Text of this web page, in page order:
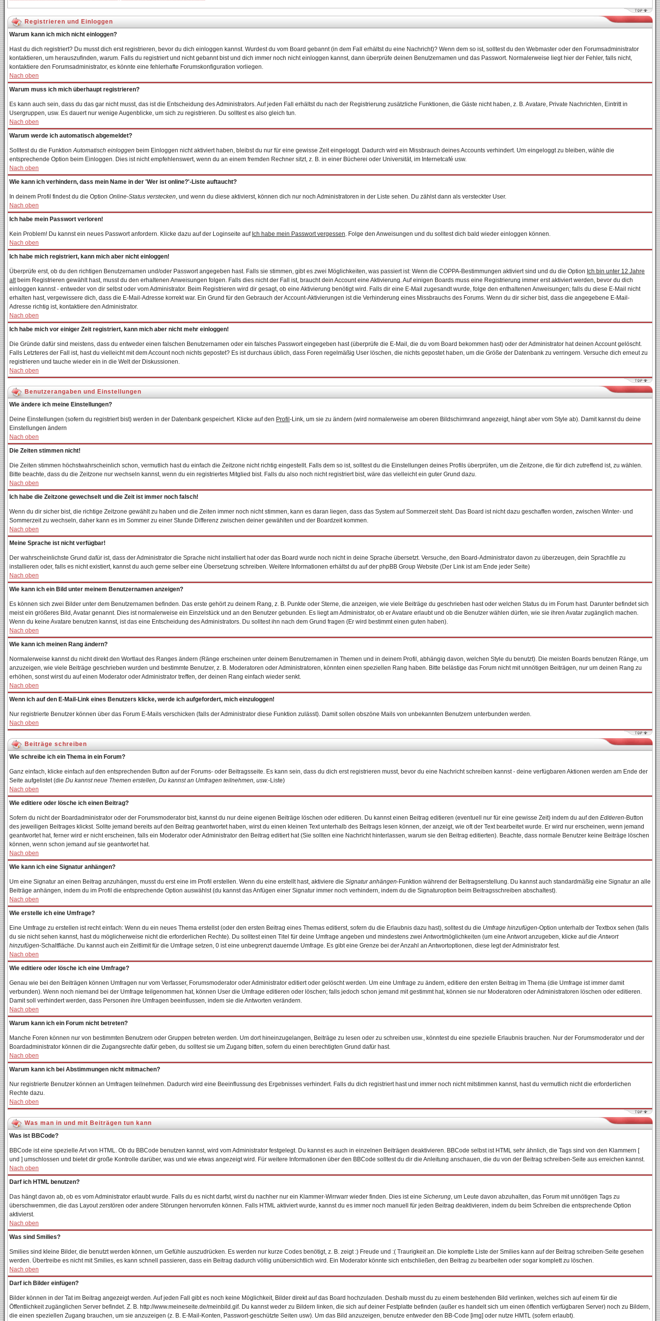
Registrieren und Einloggen
Warum kann ich mich nicht einloggen?
Hast du dich registriert? Du musst dich erst registrieren, bevor du dich einloggen kannst. Wurdest du vom Board gebannt (in dem Fall erhältst du eine Nachricht)? Wenn dem so ist, solltest du den Webmaster oder den Forumsadministrator
kontaktieren, um herauszufinden, warum. Falls du registriert und nicht gebannt bist und dich immer noch nicht einloggen kannst, dann überprüfe deinen Benutzernamen und das Passwort. Normalerweise liegt hier der Fehler, falls nicht,
kontaktiere den Forumsadministrator, es könnte eine fehlerhafte Forumskonfiguration vorliegen.
Nach oben
Warum muss ich mich überhaupt registrieren?
Es kann auch sein, dass du das gar nicht musst, das ist die Entscheidung des Administrators. Auf jeden Fall erhältst du nach der Registrierung zusätzliche Funktionen, die Gäste nicht haben, z. B. Avatare, Private Nachrichten, Eintritt in
Usergruppen, usw. Es dauert nur wenige Augenblicke, um sich zu registrieren. Du solltest es also gleich tun.
Nach oben
Warum werde ich automatisch abgemeldet?
Solltest du die FunktionAutomatisch einloggen beim Einloggen nicht aktiviert haben, bleibst du nur für eine gewisse Zeit eingeloggt. Dadurch wird ein Missbrauch deines Accounts verhindert. Um eingeloggt zu bleiben, wähle die
entsprechende Option beim Einloggen. Dies ist nicht empfehlenswert, wenn du an einem fremden Rechner sitzt, z. B. in einer Bücherei oder Universität, im Internetcafé usw.
Nach oben
Wie kann ich verhindern, dass mein Name in der 'Wer ist online?'-Liste auftaucht?
In deinem Profil findest du die Option Online-Status verstecken, und wenn du diese aktivierst, können dich nur noch Administratoren in der Liste sehen. Du zählst dann als versteckter User.
Nach oben
Ich habe mein Passwort verloren!
Kein Problem! Du kannst ein neues Passwort anfordern. Klicke dazu auf der Loginseite auf Ich habe mein Passwort vergessen. Folge den Anweisungen und du solltest dich bald wieder einloggen können.
Nach oben
Ich habe mich registriert, kann mich aber nicht einloggen!
Überprüfe erst, ob du den richtigen Benutzernamen und/oder Passwort angegeben hast. Falls sie stimmen, gibt es zwei Möglichkeiten, was passiert ist: Wenn die COPPA-Bestimmungen aktiviert sind und du die Option Ich bin unter 12 Jahre
altbeim Registrieren gewählt hast, musst du den erhaltenen Anweisungen folgen. Falls dies nicht der Fall ist, braucht dein Account eine Aktivierung. Auf einigen Boards muss eine Registrierung immer erst aktiviert werden, bevor du dich
einloggen kannst - entweder von dir selbst oder vom Administrator. Beim Registrieren wird dir gesagt, ob eine Aktivierung benötigt wird. Falls dir eine E-Mail zugesandt wurde, folge den enthaltenen Anweisungen; falls du diese E-Mail nicht
erhalten hast, vergewissere dich, dass die E-Mail-Adresse korrekt war. Ein Grund für den Gebrauch der Account-Aktivierungen ist die Verhinderung eines Missbrauchs des Forums. Wenn du dir sicher bist, dass die angegebene E-Mail-
Adresse richtig ist, kontaktiere den Administrator.
Nach oben
Ich habe mich vor einiger Zeit registriert, kann mich aber nicht mehr einloggen!
Die Gründe dafür sind meistens, dass du entweder einen falschen Benutzernamen oder ein falsches Passwort eingegeben hast (überprüfe die E-Mail, die du vom Board bekommen hast) oder der Administrator hat deinen Account gelöscht.
Falls Letzteres der Fall ist, hast du vielleicht mit dem Account noch nichts gepostet? Es ist durchaus üblich, dass Foren regelmäßig User löschen, die nichts gepostet haben, um die Größe der Datenbank zu verringern. Versuche dich erneut zu
registrieren und tauche wieder ein in die Welt der Diskussionen.
Nach oben
Benutzerangaben und Einstellungen
Wie ändere ich meine Einstellungen?
Deine Einstellungen (sofern du registriert bist) werden in der Datenbank gespeichert. Klicke auf den Profil -Link, um sie zu ändern (wird normalerweise am oberen Bildschirmrand angezeigt, hängt aber vom Style ab). Damit kannst du deine
Einstellungen ändern
Nach oben
Die Zeiten stimmen nicht!
Die Zeiten stimmen höchstwahrscheinlich schon, vermutlich hast du einfach die Zeitzone nicht richtig eingestellt. Falls dem so ist, solltest du die Einstellungen deines Profils überprüfen, um die Zeitzone, die für dich zutreffend ist, zu wählen.
Bitte beachte, dass du die Zeitzone nur wechseln kannst, wenn du ein registriertes Mitglied bist. Falls du also noch nicht registriert bist, wäre das vielleicht ein guter Grund dazu.
Nach oben
Ich habe die Zeitzone gewechselt und die Zeit ist immer noch falsch!
Wenn du dir sicher bist, die richtige Zeitzone gewählt zu haben und die Zeiten immer noch nicht stimmen, kann es daran liegen, dass das System auf Sommerzeit steht. Das Board ist nicht dazu geschaffen worden, zwischen Winter- und
Sommerzeit zu wechseln, daher kann es im Sommer zu einer Stunde Differenz zwischen deiner gewählten und der Boardzeit kommen.
Nach oben
Meine Sprache ist nicht verfügbar!
Der wahrscheinlichste Grund dafür ist, dass der Administrator die Sprache nicht installiert hat oder das Board wurde noch nicht in deine Sprache übersetzt. Versuche, den Board-Administrator davon zu überzeugen, dein Sprachfile zu
installieren oder, falls es nicht existiert, kannst du auch gerne selber eine Übersetzung schreiben. Weitere Informationen erhältst du auf der phpBB Group Website (Der Link ist am Ende jeder Seite)
Nach oben
Wie kann ich ein Bild unter meinem Benutzernamen anzeigen?
Es können sich zwei Bilder unter dem Benutzernamen befinden. Das erste gehört zu deinem Rang, z. B. Punkte oder Sterne, die anzeigen, wie viele Beiträge du geschrieben hast oder welchen Status du im Forum hast. Darunter befindet sich
meist ein größeres Bild, Avatar genannt. Dies ist normalerweise ein Einzelstück und an den Benutzer gebunden. Es liegt am Administrator, ob er Avatare erlaubt und ob die Benutzer wählen dürfen, wie sie ihren Avatar zugänglich machen.
Wenn du keine Avatare benutzen kannst, ist das eine Entscheidung des Administrators. Du solltest ihn nach dem Grund fragen (Er wird bestimmt einen guten haben).
Nach oben
Wie kann ich meinen Rang ändern?
Normalerweise kannst du nicht direkt den Wortlaut des Ranges ändern (Ränge erscheinen unter deinem Benutzernamen in Themen und in deinem Profil, abhängig davon, welchen Style du benutzt). Die meisten Boards benutzen Ränge, um
anzuzeigen, wie viele Beiträge geschrieben wurden und bestimmte Benutzer, z. B. Moderatoren oder Administratoren, könnten einen speziellen Rang haben. Bitte belästige das Forum nicht mit unnötigen Beiträgen, nur um deinen Rang zu
erhöhen, sonst wirst du auf einen Moderator oder Administrator treffen, der deinen Rang einfach wieder senkt.
Nach oben
Wenn ich auf den E-Mail-Link eines Benutzers klicke, werde ich aufgefordert, mich einzuloggen!
Nur registrierte Benutzer können über das Forum E-Mails verschicken (falls der Administrator diese Funktion zulässt). Damit sollen obszöne Mails von unbekannten Benutzern unterbunden werden.
Nach oben
Beiträge schreiben
Wie schreibe ich ein Thema in ein Forum?
Ganz einfach, klicke einfach auf den entsprechenden Button auf der Forums- oder Beitragsseite. Es kann sein, dass du dich erst registrieren musst, bevor du eine Nachricht schreiben kannst - deine verfügbaren Aktionen werden am Ende der
Seite aufgelistet (die Du kannst neue Themen erstellen, Du kannst an Umfragen teilnehmen, usw.-Liste)
Nach oben
Wie editiere oder lösche ich einen Beitrag?
Sofern du nicht der Boardadministrator oder der Forumsmoderator bist, kannst du nur deine eigenen Beiträge löschen oder editieren. Du kannst einen Beitrag editieren (eventuell nur für eine gewisse Zeit) indem du auf den Editieren-Button
des jeweiligen Beitrages klickst. Sollte jemand bereits auf den Beitrag geantwortet haben, wirst du einen kleinen Text unterhalb des Beitrags lesen können, der anzeigt, wie oft der Text bearbeitet wurde. Er wird nur erscheinen, wenn jemand
geantwortet hat, ferner wird er nicht erscheinen, falls ein Moderator oder Administrator den Beitrag editiert hat (Sie sollten eine Nachricht hinterlassen, warum sie den Beitrag editierten). Beachte, dass normale Benutzer keine Beiträge löschen
können, wenn schon jemand auf sie geantwortet hat.
Nach oben
Wie kann ich eine Signatur anhängen?
Um eine Signatur an einen Beitrag anzuhängen, musst du erst eine im Profil erstellen. Wenn du eine erstellt hast, aktiviere die Signatur anhängen-Funktion während der Beitragserstellung. Du kannst auch standardmäßig eine Signatur an alle
Beiträge anhängen, indem du im Profil die entsprechende Option auswählst (du kannst das Anfügen einer Signatur immer noch verhindern, indem du die Signaturoption beim Beitragsschreiben abschaltest).
Nach oben
Wie erstelle ich eine Umfrage?
Eine Umfrage zu erstellen ist recht einfach: Wenn du ein neues Thema erstellst (oder den ersten Beitrag eines Themas editierst, sofern du die Erlaubnis dazu hast), solltest du die Umfrage hinzufügen-Option unterhalb der Textbox sehen (falls
du sie nicht sehen kannst, hast du möglicherweise nicht die erforderlichen Rechte). Du solltest einen Titel für deine Umfrage angeben und mindestens zwei Antwortmöglichkeiten (um eine Antwort anzugeben, klicke auf dieAntwort
hinzufügen-Schaltfläche. Du kannst auch ein Zeitlimit für die Umfrage setzen, 0 ist eine unbegrenzt dauernde Umfrage. Es gibt eine Grenze bei der Anzahl an Antwortoptionen, diese legt der Administrator fest.
Nach oben
Wie editiere oder lösche ich eine Umfrage?
Genau wie bei den Beiträgen können Umfragen nur vom Verfasser, Forumsmoderator oder Administrator editiert oder gelöscht werden. Um eine Umfrage zu ändern, editiere den ersten Beitrag im Thema (die Umfrage ist immer damit
verbunden). Wenn noch niemand bei der Umfrage teilgenommen hat, können User die Umfrage editieren oder löschen; falls jedoch schon jemand mit gestimmt hat, können sie nur Moderatoren oder Administratoren löschen oder editieren.
Damit soll verhindert werden, dass Personen ihre Umfragen beeinflussen, indem sie die Antworten verändern.
Nach oben
Warum kann ich ein Forum nicht betreten?
Manche Foren können nur von bestimmten Benutzern oder Gruppen betreten werden. Um dort hineinzugelangen, Beiträge zu lesen oder zu schreiben usw., könntest du eine spezielle Erlaubnis brauchen. Nur der Forumsmoderator und der
Boardadministrator können dir die Zugangsrechte dafür geben, du solltest sie um Zugang bitten, sofern du einen berechtigten Grund dafür hast.
Nach oben
Warum kann ich bei Abstimmungen nicht mitmachen?
Nur registrierte Benutzer können an Umfragen teilnehmen. Dadurch wird eine Beeinflussung des Ergebnisses verhindert. Falls du dich registriert hast und immer noch nicht mitstimmen kannst, hast du vermutlich nicht die erforderlichen
Rechte dazu.
Nach oben
Was man in und mit Beiträgen tun kann
Was ist BBCode?
BBCode ist eine spezielle Art von HTML. Ob du BBCode benutzen kannst, wird vom Administrator festgelegt. Du kannst es auch in einzelnen Beiträgen deaktivieren. BBCode selbst ist HTML sehr ähnlich, die Tags sind von den Klammern [
und ] umschlossen und bietet dir große Kontrolle darüber, was und wie etwas angezeigt wird. Für weitere Informationen über den BBCode solltest du dir die Anleitung anschauen, die du von der Beitrag schreiben-Seite aus erreichen kannst.
Nach oben
Darf ich HTML benutzen?
Das hängt davon ab, ob es vom Administrator erlaubt wurde. Falls du es nicht darfst, wirst du nachher nur ein Klammer-Wirrwarr wieder finden. Dies ist eine Sicherung, um Leute davon abzuhalten, das Forum mit unnötigen Tags zu
überschwemmen, die das Layout zerstören oder andere Störungen hervorrufen können. Falls HTML aktiviert wurde, kannst du es immer noch manuell für jeden Beitrag deaktivieren, indem du beim Schreiben die entsprechende Option
aktivierst.
Nach oben
Was sind Smilies?
Smilies sind kleine Bilder, die benutzt werden können, um Gefühle auszudrücken. Es werden nur kurze Codes benötigt, z. B. zeigt :) Freude und :( Traurigkeit an. Die komplette Liste der Smilies kann auf der Beitrag schreiben-Seite gesehen
werden. Übertreibe es nicht mit Smilies, es kann schnell passieren, dass ein Beitrag dadurch völlig unübersichtlich wird. Ein Moderator könnte sich entschließen, den Beitrag zu bearbeiten oder sogar komplett zu löschen.
Nach oben
Darf ich Bilder einfügen?
Bilder können in der Tat im Beitrag angezeigt werden. Auf jeden Fall gibt es noch keine Möglichkeit, Bilder direkt auf das Board hochzuladen. Deshalb musst du zu einem bestehenden Bild verlinken, welches sich auf einem für die
Öffentlichkeit zugänglichen Server befindet. Z. B. http://www.meineseite.de/meinbild.gif. Du kannst weder zu Bildern linken, die sich auf deiner Festplatte befinden (außer es handelt sich um einen öffentlich verfügbaren Server) noch zu Bildern,
die einen speziellen Zugang brauchen, um sie anzuzeigen (z. B. E-Mail-Konten, Passwort-geschützte Seiten usw). Um das Bild anzuzeigen, benutze entweder den BB-Code [img] oder nutze HMTL (sofern erlaubt).